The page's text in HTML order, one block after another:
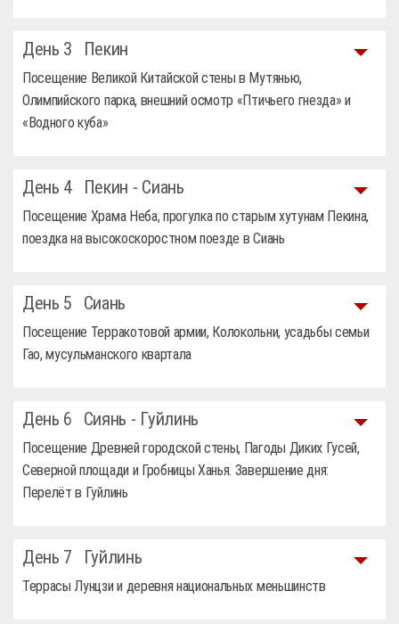
День 3 Пекин
Посещение Великой Китайской стены в Мутянью,
Олимпийского парка, внешний осмотр «Птичьего гнезда» и
«Водного куба»
День 4 Пекин - Сиань
Посещение Храма Неба, прогулка по старым хутунам Пекина,
поездка на высокоскоростном поезде в Сиань
День 5 Сиань
Посещение Терракотовой армии, Колокольни, усадьбы семьи
Гао, мусульманского квартала
День 6 Сиянь - Гуйлинь
Посещение Древней городской стены, Пагоды Диких Гусей,
Северной площади и Гробницы Ханья. Завершение дня:
Перелёт в Гуйлинь
День 7 Гуйлинь
Террасы Лунцзи и деревня национальных меньшинств